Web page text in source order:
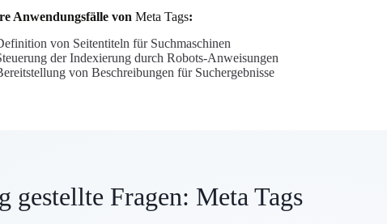
Anwendungsfälle von Meta Tags:
von Seitentiteln für Suchmaschinen
der Indexierung durch Robots-Anweisungen
von Beschreibungen für Suchergebnisse
gestellte Fragen: Meta Tags